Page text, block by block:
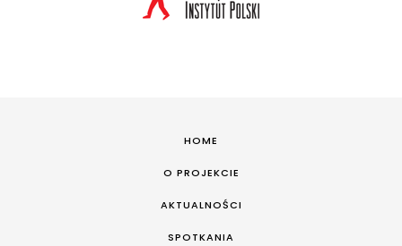
HOME
O PROJEKCIE
AKTUALNOŚCI
SPOTKANIA